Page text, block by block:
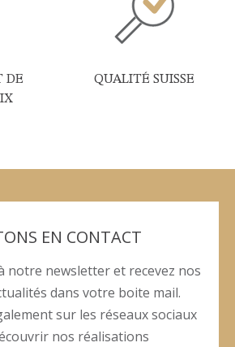
DE
QUALITÉ SUISSE
EN CONTACT
notre newsletter et recevez nos
dans votre boite mail.
sur les réseaux sociaux
nos réalisations